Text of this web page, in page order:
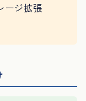
ージ拡張